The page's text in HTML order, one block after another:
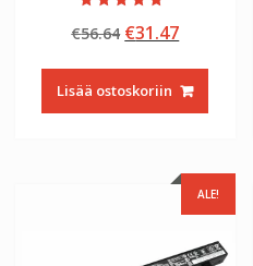
tuotteesta:
5.00
€56.64 Alkuperäinen
oli:
€56.64.
€31.47Nykyinen
on:
€31.47.
Lisää ostoskoriin
ALE!